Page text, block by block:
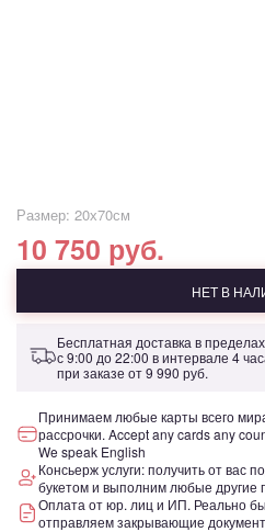
Размер: 20х70см
10 750 руб.
НЕТ В
Бесплатная доставка в
с 9:00 до 22:00 в интервале 4
при заказе от9 990 руб.
Принимаем любые карты всего
рассрочки. Accept any cards any
We speak English
Консьерж услуги: получить от вас
букетом и выполним любые другие
Оплата от юр. лиц и ИП. Реально
отправляем закрывающие